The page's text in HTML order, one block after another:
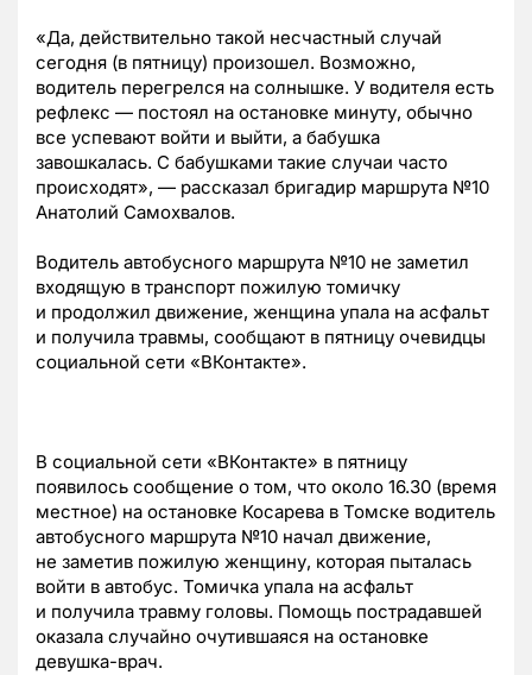
«Да, действительно такой несчастный случай
сегодня (в пятницу) произошел. Возможно,
водитель перегрелся на солнышке. У водителя есть
рефлекс — постоял на остановке минуту, обычно
все успевают войти и выйти, а бабушка
завошкалась. С бабушками такие случаи часто
происходят», — рассказал бригадир маршрута №10
Анатолий Самохвалов.
Водитель автобусного маршрута №10 не заметил
входящую в транспорт пожилую томичку
и продолжил движение, женщина упала на асфальт
и получила травмы, сообщают в пятницу очевидцы
социальной сети «ВКонтакте».
В социальной сети «ВКонтакте» в пятницу
появилось сообщение о том, что около 16.30 (время
местное) на остановке Косарева в Томске водитель
автобусного маршрута №10 начал движение,
не заметив пожилую женщину, которая пыталась
войти в автобус. Томичка упала на асфальт
и получила травму головы. Помощь пострадавшей
оказала случайно очутившаяся на остановке
девушка-врач.